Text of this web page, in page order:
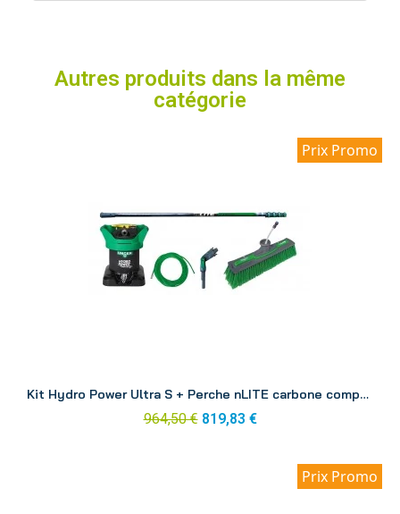
Autres produits dans la même
catégorie
Prix Promo
Kit Hydro Power Ultra S + Perche nLITE carbone composite 6.00 m DINK1
964,50 € 819,83 €
Prix Promo